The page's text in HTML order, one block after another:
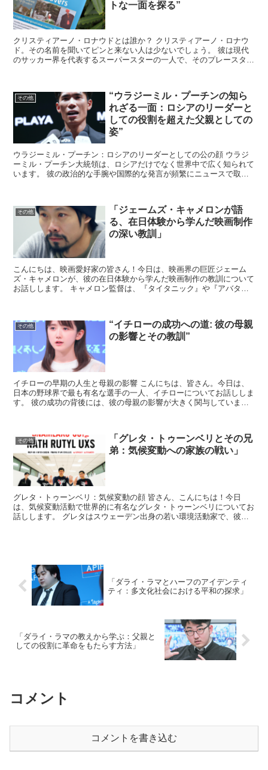
トな一面を探る”
クリスティアーノ・ロナウドとは誰か？ クリスティアーノ・ロナウ
ド。その名前を聞いてピンと来ない人は少ないでしょう。 彼は現代
のサッカー界を代表するスーパースターの一人で、そのプレースタイ
その他
“ウラジーミル・プーチンの知ら
れざる一面：ロシアのリーダーと
しての役割を超えた父親としての
姿”
ウラジーミル・プーチン：ロシアのリーダーとしての公の顔 ウラジ
ーミル・プーチン大統領は、ロシアだけでなく世界中で広く知られて
います。 彼の政治的な手腕や国際的な発言が頻繁にニュースで取り
その他
「ジェームズ・キャメロンが語
る、在日体験から学んだ映画制作
の深い教訓」
こんにちは、映画愛好家の皆さん！今日は、映画界の巨匠ジェーム
ズ・キャメロンが、彼の在日体験から学んだ映画制作の教訓について
お話しします。 キャメロン監督は、『タイタニック』や『アバタ
その他
“イチローの成功への道: 彼の母親
の影響とその教訓”
イチローの早期の人生と母親の影響 こんにちは、皆さん。今日は、
日本の野球界で最も有名な選手の一人、イチローについてお話ししま
す。 彼の成功の背後には、彼の母親の影響が大きく関与していま
その他
「グレタ・トゥーンベリとその兄
弟：気候変動への家族の戦い」
グレタ・トゥーンベリ：気候変動の顔 皆さん、こんにちは！今日
は、気候変動活動で世界的に有名なグレタ・トゥーンベリについてお
話しします。 グレタはスウェーデン出身の若い環境活動家で、彼女
「ダライ・ラマとハーフのアイデンティ
ティ：多文化社会における平和の探求」
「ダライ・ラマの教えから学ぶ：父親と
しての役割に革命をもたらす方法」
コメント
コメントを書き込む